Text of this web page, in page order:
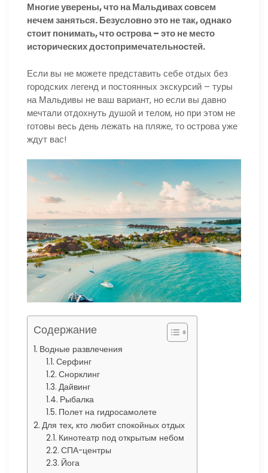
Многие уверены, что на Мальдивах совсем
нечем заняться. Безусловно это не так, однако
стоит понимать, что острова – это не место
исторических достопримечательностей.
Если вы не можете представить себе отдых без
городских легенд и постоянных экскурсий – туры
на Мальдивы не ваш вариант, но если вы давно
мечтали отдохнуть душой и телом, но при этом не
готовы весь день лежать на пляже, то острова уже
ждут вас!
Содержание
Водные развлечения
Серфинг
Снорклинг
Дайвинг
Рыбалка
Полет на гидросамолете
Для тех, кто любит спокойных отдых
Кинотеатр под открытым небом
СПА-центры
Йога